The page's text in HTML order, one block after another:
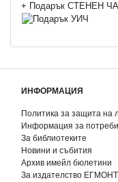
+ Подарък СТЕНЕН
ИНФОРМАЦИЯ
Политика за защита на
Информация за
За библиотеките
Новини и събития
Архив имейл бюлетини
За издателство ЕГМОНТ